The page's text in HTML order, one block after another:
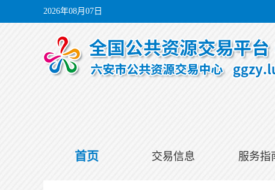
2026年08月07日
首页 交易信息 服务指